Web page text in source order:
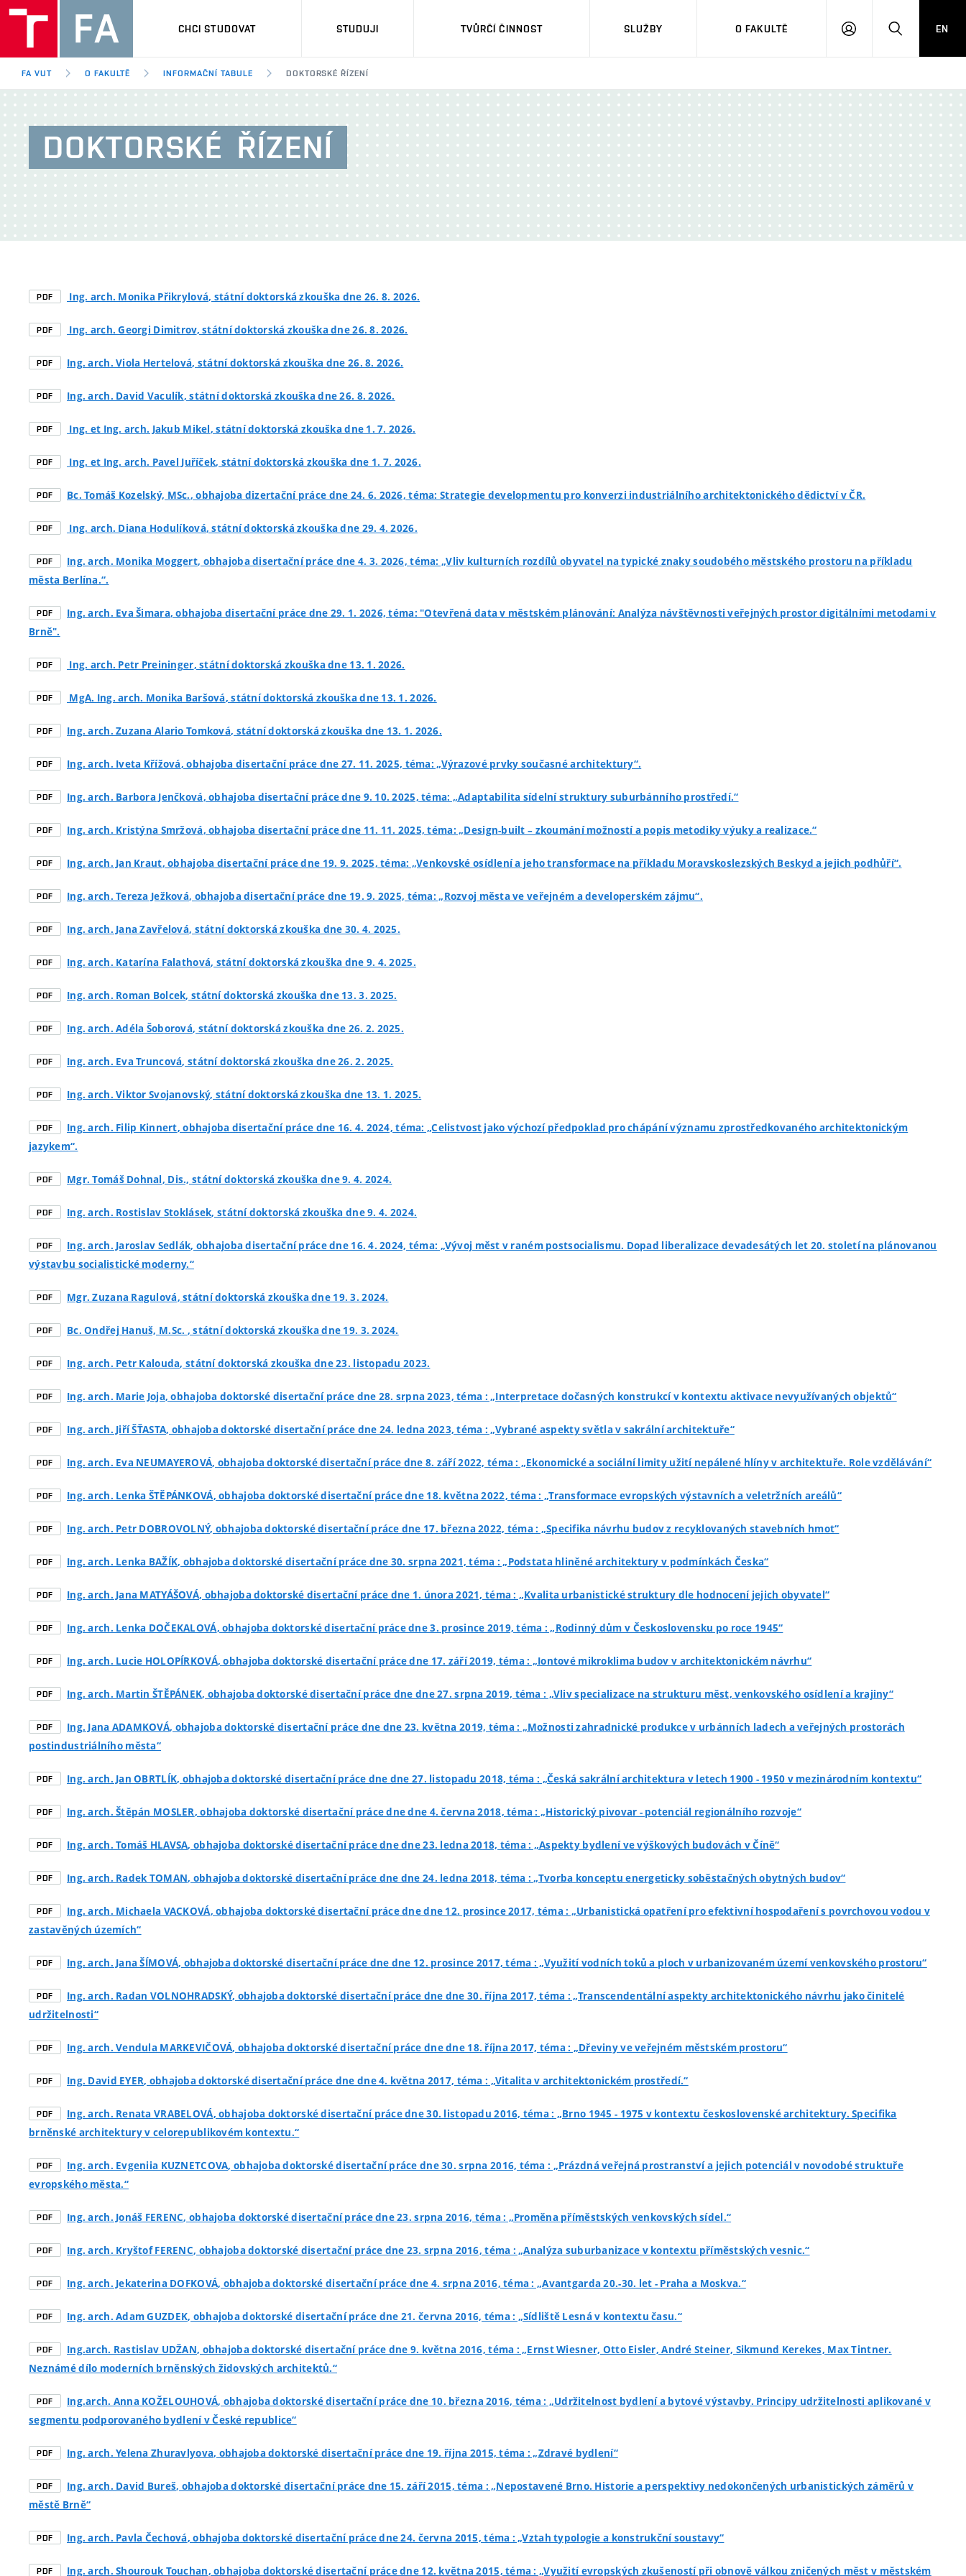
CHCI STUDOVAT STUDUJI TVŮRČÍ ČINNOST SLUŽBY O FAKULTĚ
PŘIHLÁSITHLEDAT
EN
FA VUT O FAKULTĚ INFORMAČNÍ TABULE DOKTORSKÉ ŘÍZENÍ
DOKTORSKÉ ŘÍZENÍ
PDF Ing. arch. Monika Přikrylová, státní doktorská zkouška dne 26. 8. 2026.
PDF Ing. arch. Georgi Dimitrov, státní doktorská zkouška dne 26. 8. 2026.
PDF Ing. arch. Viola Hertelová, státní doktorská zkouška dne 26. 8. 2026.
PDF Ing. arch. David Vaculík, státní doktorská zkouška dne 26. 8. 2026.
PDF Ing. et Ing. arch. Jakub Mikel, státní doktorská zkouška dne 1. 7. 2026.
PDF Ing. et Ing. arch. Pavel Juříček, státní doktorská zkouška dne 1. 7. 2026.
PDF Bc. Tomáš Kozelský, MSc., obhajoba dizertační práce dne 24. 6. 2026, téma: Strategie developmentu pro konverzi industriálního architektonického dědictví v ČR.
PDF Ing. arch. Diana Hodulíková, státní doktorská zkouška dne 29. 4. 2026.
PDF Ing. arch. Monika Moggert, obhajoba disertační práce dne 4. 3. 2026, téma: „Vliv kulturních rozdílů obyvatel na typické znaky soudobého městského prostoru na příkladu
města Berlína.“.
PDF Ing. arch. Eva Šimara, obhajoba disertační práce dne 29. 1. 2026, téma: "Otevřená data v městském plánování: Analýza návštěvnosti veřejných prostor digitálními metodami v
Brně".
PDF Ing. arch. Petr Preininger, státní doktorská zkouška dne 13. 1. 2026.
PDF MgA. Ing. arch. Monika Baršová, státní doktorská zkouška dne 13. 1. 2026.
PDF Ing. arch. Zuzana Alario Tomková, státní doktorská zkouška dne 13. 1. 2026.
PDF Ing. arch. Iveta Křížová, obhajoba disertační práce dne 27. 11. 2025, téma: „Výrazové prvky současné architektury“.
PDF Ing. arch. Barbora Jenčková, obhajoba disertační práce dne 9. 10. 2025, téma: „Adaptabilita sídelní struktury suburbánního prostředí.“
PDF Ing. arch. Kristýna Smržová, obhajoba disertační práce dne 11. 11. 2025, téma: „Design-built – zkoumání možností a popis metodiky výuky a realizace.“
PDF Ing. arch. Jan Kraut, obhajoba disertační práce dne 19. 9. 2025, téma: „Venkovské osídlení a jeho transformace na příkladu Moravskoslezských Beskyd a jejich podhůří“.
PDF Ing. arch. Tereza Ježková, obhajoba disertační práce dne 19. 9. 2025, téma: „Rozvoj města ve veřejném a developerském zájmu“.
PDF Ing. arch. Jana Zavřelová, státní doktorská zkouška dne 30. 4. 2025.
PDF Ing. arch. Katarína Falathová, státní doktorská zkouška dne 9. 4. 2025.
PDF Ing. arch. Roman Bolcek, státní doktorská zkouška dne 13. 3. 2025.
PDF Ing. arch. Adéla Šoborová, státní doktorská zkouška dne 26. 2. 2025.
PDF Ing. arch. Eva Truncová, státní doktorská zkouška dne 26. 2. 2025.
PDF Ing. arch. Viktor Svojanovský, státní doktorská zkouška dne 13. 1. 2025.
PDF Ing. arch. Filip Kinnert, obhajoba disertační práce dne 16. 4. 2024, téma: „Celistvost jako výchozí předpoklad pro chápání významu zprostředkovaného architektonickým
jazykem“.
PDF Mgr. Tomáš Dohnal, Dis., státní doktorská zkouška dne 9. 4. 2024.
PDF Ing. arch. Rostislav Stoklásek, státní doktorská zkouška dne 9. 4. 2024.
PDF Ing. arch. Jaroslav Sedlák, obhajoba disertační práce dne 16. 4. 2024, téma: „Vývoj měst v raném postsocialismu. Dopad liberalizace devadesátých let 20. století na plánovanou
výstavbu socialistické moderny.“
PDF Mgr. Zuzana Ragulová, státní doktorská zkouška dne 19. 3. 2024.
PDF Bc. Ondřej Hanuš, M.Sc. , státní doktorská zkouška dne 19. 3. 2024.
PDF Ing. arch. Petr Kalouda, státní doktorská zkouška dne 23. listopadu 2023.
PDF Ing. arch. Marie Joja, obhajoba doktorské disertační práce dne 28. srpna 2023, téma : „Interpretace dočasných konstrukcí v kontextu aktivace nevyužívaných objektů“
PDF Ing. arch. Jiří ŠŤASTA, obhajoba doktorské disertační práce dne 24. ledna 2023, téma : „Vybrané aspekty světla v sakrální architektuře“
PDF Ing. arch. Eva NEUMAYEROVÁ, obhajoba doktorské disertační práce dne 8. září 2022, téma : „Ekonomické a sociální limity užití nepálené hlíny v architektuře. Role vzdělávání“
PDF Ing. arch. Lenka ŠTĚPÁNKOVÁ, obhajoba doktorské disertační práce dne 18. května 2022, téma : „Transformace evropských výstavních a veletržních areálů“
PDF Ing. arch. Petr DOBROVOLNÝ, obhajoba doktorské disertační práce dne 17. března 2022, téma : „Specifika návrhu budov z recyklovaných stavebních hmot“
PDF Ing. arch. Lenka BAŽÍK, obhajoba doktorské disertační práce dne 30. srpna 2021, téma : „Podstata hliněné architektury v podmínkách Česka“
PDF Ing. arch. Jana MATYÁŠOVÁ, obhajoba doktorské disertační práce dne 1. února 2021, téma : „Kvalita urbanistické struktury dle hodnocení jejich obyvatel“
PDF Ing. arch. Lenka DOČEKALOVÁ, obhajoba doktorské disertační práce dne 3. prosince 2019, téma : „Rodinný dům v Československu po roce 1945“
PDF Ing. arch. Lucie HOLOPÍRKOVÁ, obhajoba doktorské disertační práce dne 17. září 2019, téma : „Iontové mikroklima budov v architektonickém návrhu“
PDF Ing. arch. Martin ŠTĚPÁNEK, obhajoba doktorské disertační práce dne dne 27. srpna 2019, téma : „Vliv specializace na strukturu měst, venkovského osídlení a krajiny“
PDF Ing. Jana ADAMKOVÁ, obhajoba doktorské disertační práce dne dne 23. května 2019, téma : „Možnosti zahradnické produkce v urbánních ladech a veřejných prostorách
postindustriálního města“
PDF Ing. arch. Jan OBRTLÍK, obhajoba doktorské disertační práce dne dne 27. listopadu 2018, téma : „Česká sakrální architektura v letech 1900 - 1950 v mezinárodním kontextu“
PDF Ing. arch. Štěpán MOSLER, obhajoba doktorské disertační práce dne dne 4. června 2018, téma : „Historický pivovar - potenciál regionálního rozvoje“
PDF Ing. arch. Tomáš HLAVSA, obhajoba doktorské disertační práce dne dne 23. ledna 2018, téma : „Aspekty bydlení ve výškových budovách v Číně“
PDF Ing. arch. Radek TOMAN, obhajoba doktorské disertační práce dne dne 24. ledna 2018, téma : „Tvorba konceptu energeticky soběstačných obytných budov“
PDF Ing. arch. Michaela VACKOVÁ, obhajoba doktorské disertační práce dne dne 12. prosince 2017, téma : „Urbanistická opatření pro efektivní hospodaření s povrchovou vodou v
zastavěných územích“
PDF Ing. arch. Jana ŠÍMOVÁ, obhajoba doktorské disertační práce dne dne 12. prosince 2017, téma : „Využití vodních toků a ploch v urbanizovaném území venkovského prostoru“
PDF Ing. arch. Radan VOLNOHRADSKÝ, obhajoba doktorské disertační práce dne dne 30. října 2017, téma : „Transcendentální aspekty architektonického návrhu jako činitelé
udržitelnosti“
PDF Ing. arch. Vendula MARKEVIČOVÁ, obhajoba doktorské disertační práce dne dne 18. října 2017, téma : „Dřeviny ve veřejném městském prostoru“
PDF Ing. David EYER, obhajoba doktorské disertační práce dne dne 4. května 2017, téma : „Vitalita v architektonickém prostředí.“
PDF Ing. arch. Renata VRABELOVÁ, obhajoba doktorské disertační práce dne 30. listopadu 2016, téma : „Brno 1945 - 1975 v kontextu československé architektury. Specifika
brněnské architektury v celorepublikovém kontextu.“
PDF Ing. arch. Evgeniia KUZNETCOVA, obhajoba doktorské disertační práce dne 30. srpna 2016, téma : „Prázdná veřejná prostranství a jejich potenciál v novodobé struktuře
evropského města.“
PDF Ing. arch. Jonáš FERENC, obhajoba doktorské disertační práce dne 23. srpna 2016, téma : „Proměna příměstských venkovských sídel.“
PDF Ing. arch. Kryštof FERENC, obhajoba doktorské disertační práce dne 23. srpna 2016, téma : „Analýza suburbanizace v kontextu příměstských vesnic.“
PDF Ing. arch. Jekaterina DOFKOVÁ, obhajoba doktorské disertační práce dne 4. srpna 2016, téma : „Avantgarda 20.-30. let - Praha a Moskva.“
PDF Ing. arch. Adam GUZDEK, obhajoba doktorské disertační práce dne 21. června 2016, téma : „Sídliště Lesná v kontextu času.“
PDF Ing.arch. Rastislav UDŽAN, obhajoba doktorské disertační práce dne 9. května 2016, téma : „Ernst Wiesner, Otto Eisler, André Steiner, Sikmund Kerekes, Max Tintner.
Neznámé dílo moderních brněnských židovských architektů.“
PDF Ing.arch. Anna KOŽELOUHOVÁ, obhajoba doktorské disertační práce dne 10. března 2016, téma : „Udržitelnost bydlení a bytové výstavby. Principy udržitelnosti aplikované v
segmentu podporovaného bydlení v České republice“
PDF Ing. arch. Yelena Zhuravlyova, obhajoba doktorské disertační práce dne 19. října 2015, téma : „Zdravé bydlení“
PDF Ing. arch. David Bureš, obhajoba doktorské disertační práce dne 15. září 2015, téma : „Nepostavené Brno. Historie a perspektivy nedokončených urbanistických záměrů v
městě Brně“
PDF Ing. arch. Pavla Čechová, obhajoba doktorské disertační práce dne 24. června 2015, téma : „Vztah typologie a konstrukční soustavy“
PDF Ing. arch. Shourouk Touchan, obhajoba doktorské disertační práce dne 12. května 2015, téma : „Využití evropských zkušeností při obnově válkou zničených měst v městském